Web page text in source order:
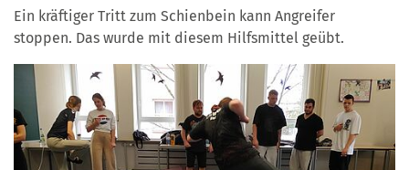
Ein kräftiger Tritt zum Schienbein kann Angreifer
stoppen. Das wurde mit diesem Hilfsmittel geübt.